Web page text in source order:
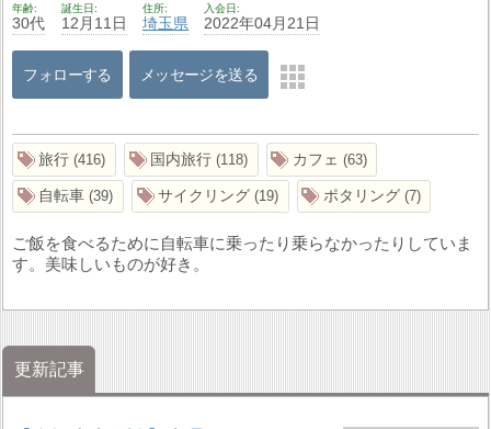
年齢
30代
誕生日
12月11日
住所
埼玉県
入会日
2022年04月21日
フォローする メッセージを送る
旅行 416 国内旅行 118 カフェ 63
自転車 39 サイクリング 19 ポタリング 7
ご飯を食べるために自転車に乗ったり乗らなかったりしていま
す。美味しいものが好き。
更新記事